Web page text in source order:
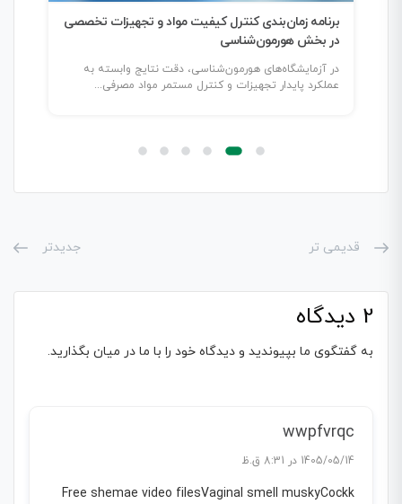
برنامه زمان‌بندی کنترل کیفیت مواد و تجهیزات تخصصی
در بخش هورمون‌شناسی
در آزمایشگاه‌های هورمون‌شناسی، دقت نتایج وابسته به
عملکرد پایدار تجهیزات و کنترل مستمر مواد مصرفی...
قدیمی تر جدیدتر
2 دیدگاه
به گفتگوی ما بپیوندید و دیدگاه خود را با ما در میان بگذارید.
wwpfvrqc
1405/05/14 در 8:31 ق.ظ
Free shemae video filesVaginal smell muskyCockk